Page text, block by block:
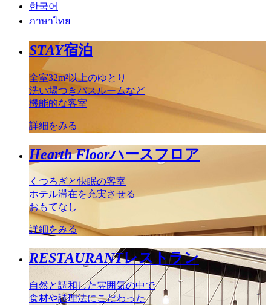
한국어
ภาษาไทย
STAY宿泊
全室32m²以上のゆとり
洗い場つきバスルームなど
機能的な客室
詳細をみる
Hearth Floorハースフロア
くつろぎと快眠の客室
ホテル滞在を充実させる
おもてなし
詳細をみる
RESTAURANTレストラン
自然と調和した雰囲気の中で
食材や調理法にこだわった